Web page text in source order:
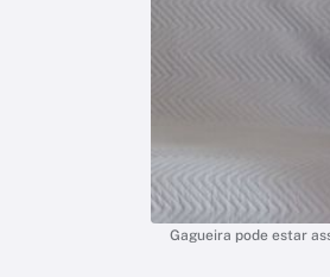
Gagueira pode estar